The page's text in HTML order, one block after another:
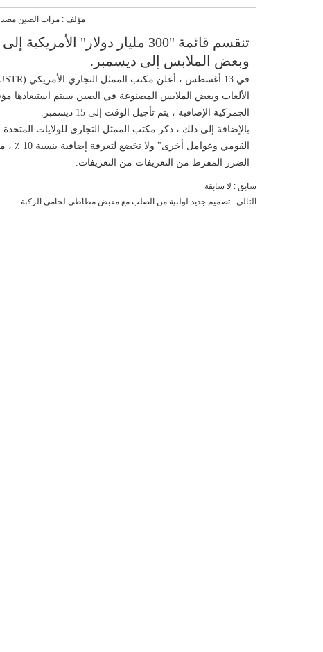
مؤلف :مرات الصين
تنقسم قائمة "300 مليار
وبعض الملابس إلى ديسمبر.
الجمركية الإضافية ، يتم تأجيل الوقت إلى 15 ديسمبر.
بالإضافة إلى ذلك ، ذكر مكتب الممثل التجاري للولايات
القومي وعوامل أخرى"
ولا
الضرر المفرط من التعريفات من التعريفات.
سابق : لا سابقة
التالي : تصميم جديد لولبية من الصلب مع مقبض مطاطي لحامي الركبة